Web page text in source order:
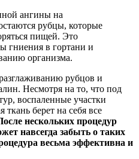
ангины на
рубцы, которые
пищей. Это
гниения в гортани и
организма.
рубцов и
Несмотря на то, что под
воспаленные участки
ткань берет на себя все
нескольких процедур
навсегда забыть о таких
весьма эффективна и